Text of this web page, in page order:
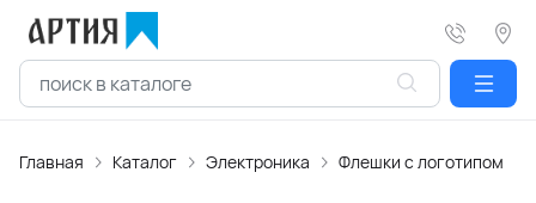
Главная Каталог Электроника Флешки с логотипом